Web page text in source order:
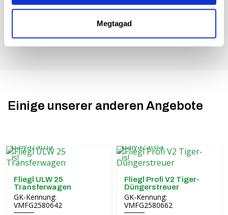
Megtagad
Einige unserer anderen Angebote
Fliegl ULW 25
Transferwagen
GK-Kennung:
VMFG2580642
Fliegl Profi V2 Tiger-
Düngerstreuer
GK-Kennung:
VMFG2580662